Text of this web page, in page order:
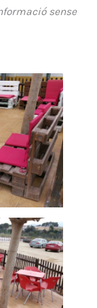
sense